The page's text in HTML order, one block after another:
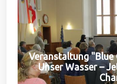
Veranstaltung "Blue
Unser Wasser –